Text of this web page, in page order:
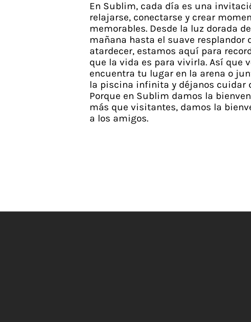
En Sublim, cada día es una
relajarse, conectarse y crear
memorables. Desde la luz dorada
mañana hasta el suave resplandor
atardecer, estamos aquí para
que la vida es para vivirla. Así que
encuentra tu lugar en la arena o
la piscina infinita y déjanos cuidar
Porque en Sublim damos la
más que visitantes, damos la
a los amigos.